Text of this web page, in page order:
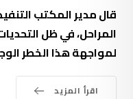
قال مدير المكتب
المراحل، في ظل
لمواجهة هذا الخطر
اقرأ المزيد